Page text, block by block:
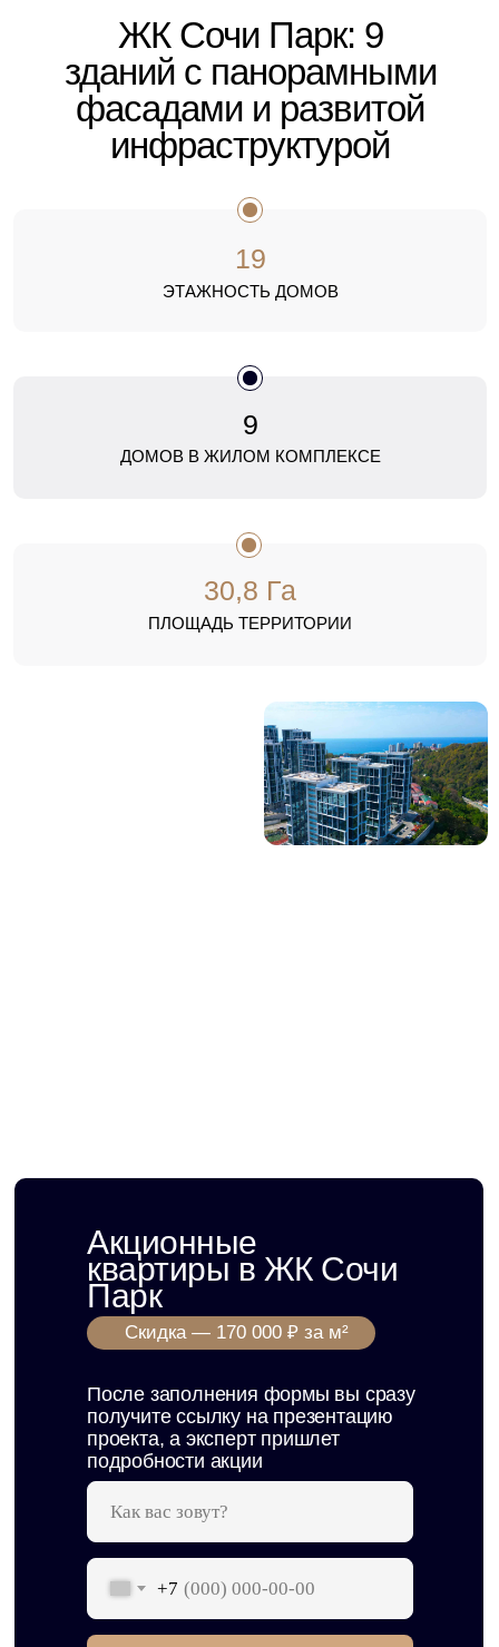
ЖК Сочи Парк: 9
зданий с панорамными
фасадами и развитой
инфраструктурой
ЭТАЖНОСТЬ ДОМОВ
19
9
ДОМОВ В ЖИЛОМ КОМПЛЕКСЕ
ПЛОЩАДЬ ТЕРРИТОРИИ
30,8 Га
Акционные
квартиры в ЖК Сочи
Парк
После заполнения формы вы сразу
получите ссылку на презентацию
проекта, а эксперт пришлет
подробности акции
+7
Скидка — 170 000 ₽
за м²
Скидка — 170 000 ₽
за м²